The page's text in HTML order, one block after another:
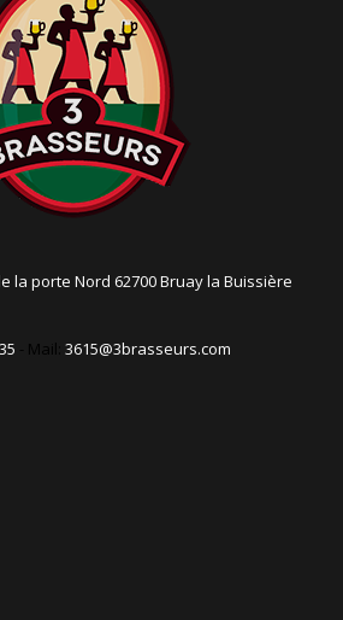
la porte Nord 62700 Bruay la Buissière
- Mail: 3615@3brasseurs.com